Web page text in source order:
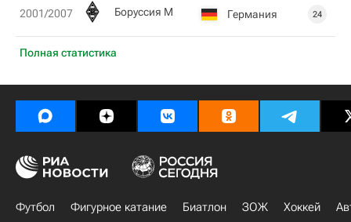
Полная статистика
2001/2007 Боруссия М Германия 24
Футбол Фигурное катание Биатлон ЗОЖ Хоккей